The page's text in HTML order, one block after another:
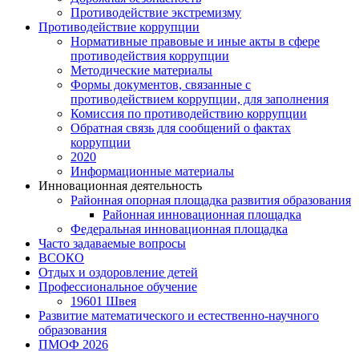
Противодействие экстремизму
Противодействие коррупции
Нормативные правовые и иные акты в сфере
противодействия коррупции
Методические материалы
Формы документов, связанные с
противодействием коррупции, для заполнения
Комиссия по противодействию коррупции
Обратная связь для сообщений о фактах
коррупции
2020
Информационные материалы
Инновационная деятельность
Районная опорная площадка развития образования
Районная инновационная площадка
Федеральная инновационная площадка
Часто задаваемые вопросы
ВСОКО
Отдых и оздоровление детей
Профессиональное обучение
19601 Швея
Развитие математического и естественно-научного
образования
ПМОФ 2026